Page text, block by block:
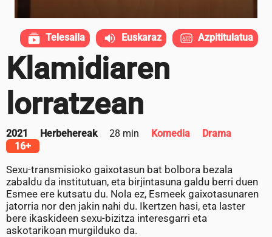
Klamidiaren
lorratzean
2021 Herbehereak 28 min Komedia
Drama
16+
Sexu-transmisioko gaixotasun bat bolbora bezala
zabaldu da institutuan, eta birjintasuna galdu berri duen
Esmee ere kutsatu du. Nola ez, Esmeek gaixotasunaren
jatorria nor den jakin nahi du. Ikertzen hasi, eta laster
bere ikaskideen sexu-bizitza interesgarri eta
askotarikoan murgilduko da.
Telesaila Euskaraz Azpititulatua